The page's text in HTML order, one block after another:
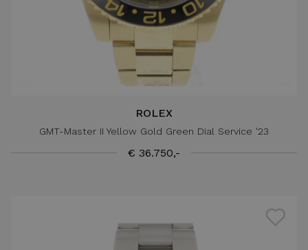
ROLEX
GMT-Master II Yellow Gold Green Dial Service '23
€ 36.750,-